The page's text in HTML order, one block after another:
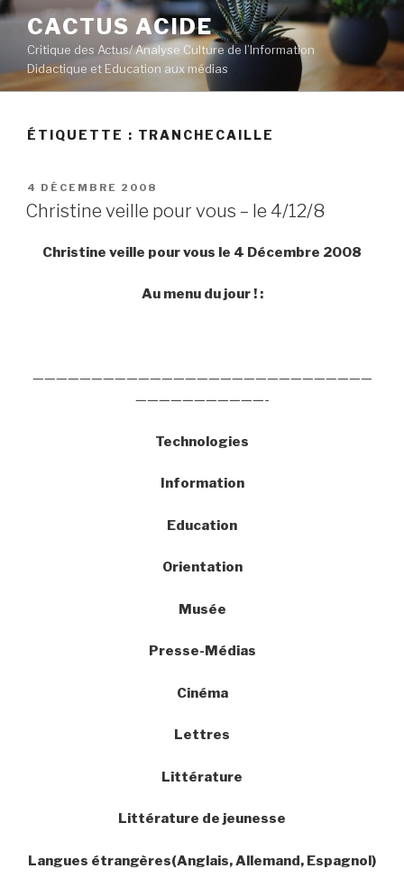
Aller
contenu
principal
CACTUS ACIDE
Critique des Actus/ Analyse Culture de l’Information
Didactique et Education aux médias
ÉTIQUETTE : TRANCHECAILLE
PUBLIÉ
LE
4 DÉCEMBRE 2008
Christine veille pour vous – le 4/12/8
Christine veille pour vous le 4 Décembre 2008
Au menu du jour ! :
—————————————————————————————
———————————-
Technologies
Information
Education
Orientation
Musée
Presse-Médias
Cinéma
Lettres
Littérature
Littérature de jeunesse
Langues étrangères(Anglais, Allemand, Espagnol)